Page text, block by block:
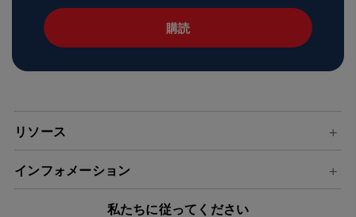
ル
ア
ド
リソース
インフォメーション
私たちに従ってください